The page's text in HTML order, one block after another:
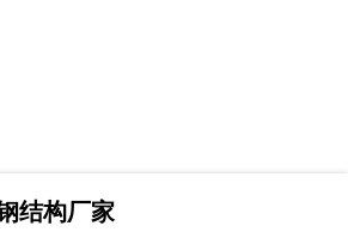
结构厂家